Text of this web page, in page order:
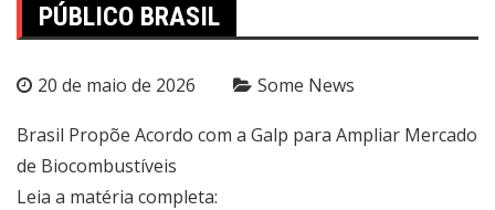
PÚBLICO BRASIL
20 de maio de 2026 Some News
Brasil Propõe Acordo com a Galp para Ampliar Mercado
de Biocombustíveis
Leia a matéria completa: